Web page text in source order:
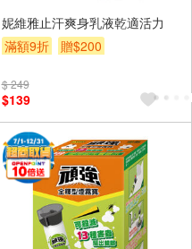
妮維雅止汗爽身乳液乾適活力
滿額9折
贈$200
$ 249
$139